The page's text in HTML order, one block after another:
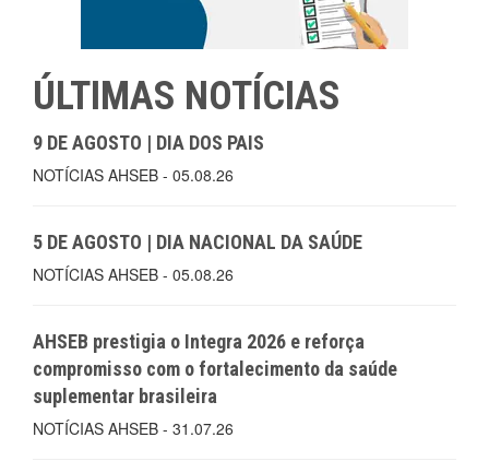
ÚLTIMAS NOTÍCIAS
9 DE AGOSTO | DIA DOS PAIS
NOTÍCIAS AHSEB - 05.08.26
5 DE AGOSTO | DIA NACIONAL DA SAÚDE
NOTÍCIAS AHSEB - 05.08.26
AHSEB prestigia o Integra 2026 e reforça
compromisso com o fortalecimento da saúde
suplementar brasileira
NOTÍCIAS AHSEB - 31.07.26